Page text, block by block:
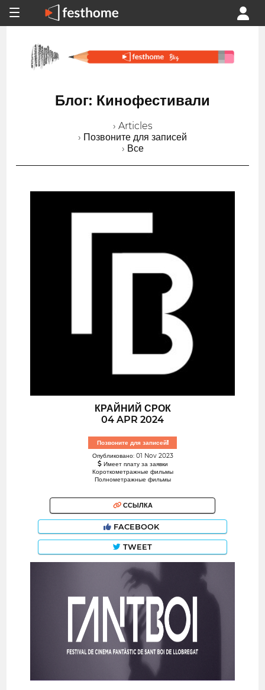
Блог: Кинофестивали
› Articles
› Позвоните для записей
› Все
КРАЙНИЙ СРОК
04 APR 2024
Позвоните для записей!
Опубликовано: 01 Nov 2023
Имеет плату за заявки
Короткометражные фильмы
Полнометражные фильмы
ССЫЛКА
FACEBOOK
TWEET